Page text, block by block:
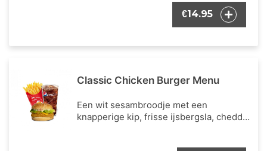
dressing. Inclusief een portie Franse
frietjes en een frisdrank naar keuze.
€14.95
Classic Chicken Burger Menu
Een wit sesambroodje met een
knapperige kip, frisse ijsbergsla, cheddar